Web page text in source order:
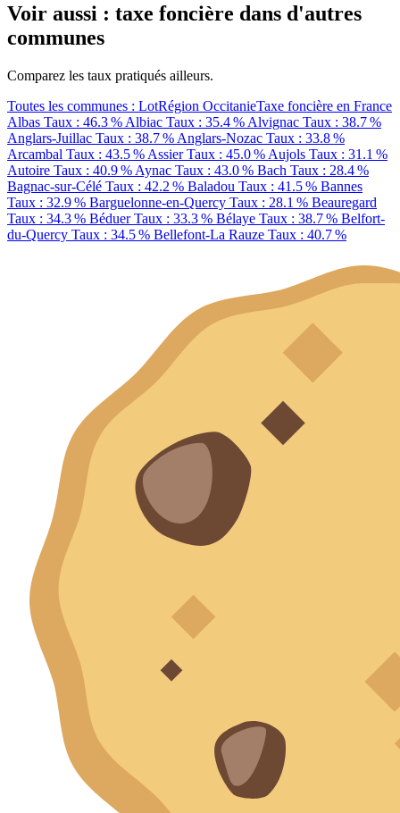
Voir aussi : taxe foncière dans d'autres
communes
Comparez les taux pratiqués ailleurs.
Toutes les communes : LotRégion OccitanieTaxe foncière en France
Albas Taux : 46.3 % Albiac Taux : 35.4 % Alvignac Taux : 38.7 %
Anglars-Juillac Taux : 38.7 % Anglars-Nozac Taux : 33.8 %
Arcambal Taux : 43.5 % AssierTaux : 45.0 % Aujols Taux : 31.1 %
Autoire Taux : 40.9 % Aynac Taux : 43.0 % Bach Taux : 28.4 %
Bagnac-sur-Célé Taux : 42.2 % Baladou Taux : 41.5 % Bannes
Taux : 32.9 % Barguelonne-en-Quercy Taux : 28.1 % Beauregard
Taux : 34.3 % BéduerTaux : 33.3 % Bélaye Taux : 38.7 % Belfort-
du-Quercy Taux : 34.5 % Bellefont-La Rauze Taux : 40.7 %